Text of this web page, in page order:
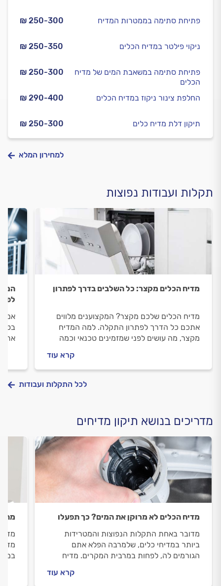
₪ 250-300 פתיחת סתימה בממטרות המדיח
₪ 250-350 ניקוי פילטר במדיח הכלים
₪ 250-300
פתיחת סתימה במשאבת המים של מדיח
הכלים
₪ 290-400
החלפת צינור ניקוז במדיח הכלים
₪ 250-300 תיקון דלת מדיח כלים
למחירון המלא
תקלות ועבודות נפוצות
מדיח הכלים מקצר: כל השלבים בדרך לפתרון
מדיח הכלים שלכם מקצר? המקצוענים מלווים
אתכם כל הדרך לפתרון התקלה. למה המדיח
מקצר, מה עושים לפני שמזמינים טכנאי וכמה
קרא עוד
אם
לכל התקלות ועבודות
מדריכים בנושא תיקון מדיחים
מדיח הכלים לא מרוקן את המים? כך תפעלו
מדובר באחת התקלות הנפוצות והמטרידות
ביותר במדיחי כלים, שלמרבה הפלא אתם
הגורמים לה, לפחות במרבית המקרים. מדיח
קרא עוד
מהן